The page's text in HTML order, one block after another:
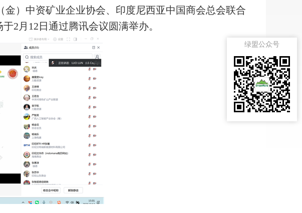
）中资矿业企业协会、印度尼西亚中国商会总会联合
2月12日通过腾讯会议圆满举办。
绿盟公众号